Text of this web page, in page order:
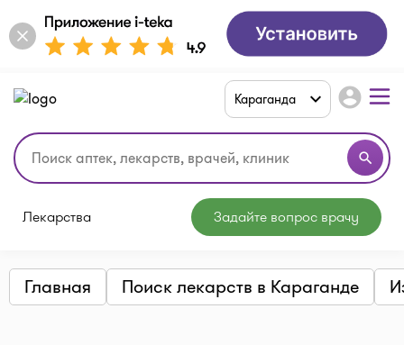
search
Караганда account_circle
Лекарства Задайте вопрос врачу
Главная Поиск лекарств в Караганде